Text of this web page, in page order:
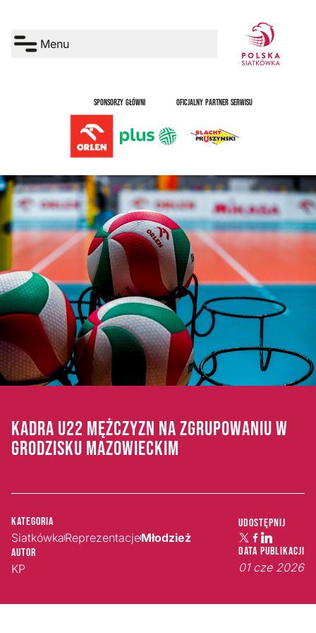
Menu
SPONSORZY GŁÓWNI OFICJALNY PARTNER SERWISU
KADRA U22 MĘŻCZYZN NA ZGRUPOWANIU W
GRODZISKU MAZOWIECKIM
Kategoria
SiatkówkaReprezentacjeMłodzież
Autor
KP
Udostępnij
Data publikacji
01 cze 2026